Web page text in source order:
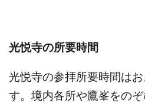
光悦寺の所要時間
光悦寺の参拝所要時間はお
す。境内各所や鷹峯をの